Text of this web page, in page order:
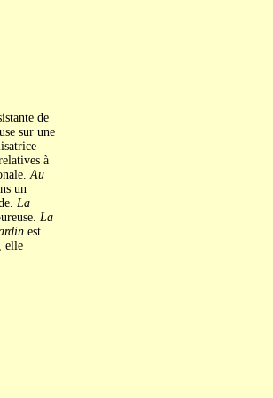
de
sur une
à
Au
un
La
La
est
elle